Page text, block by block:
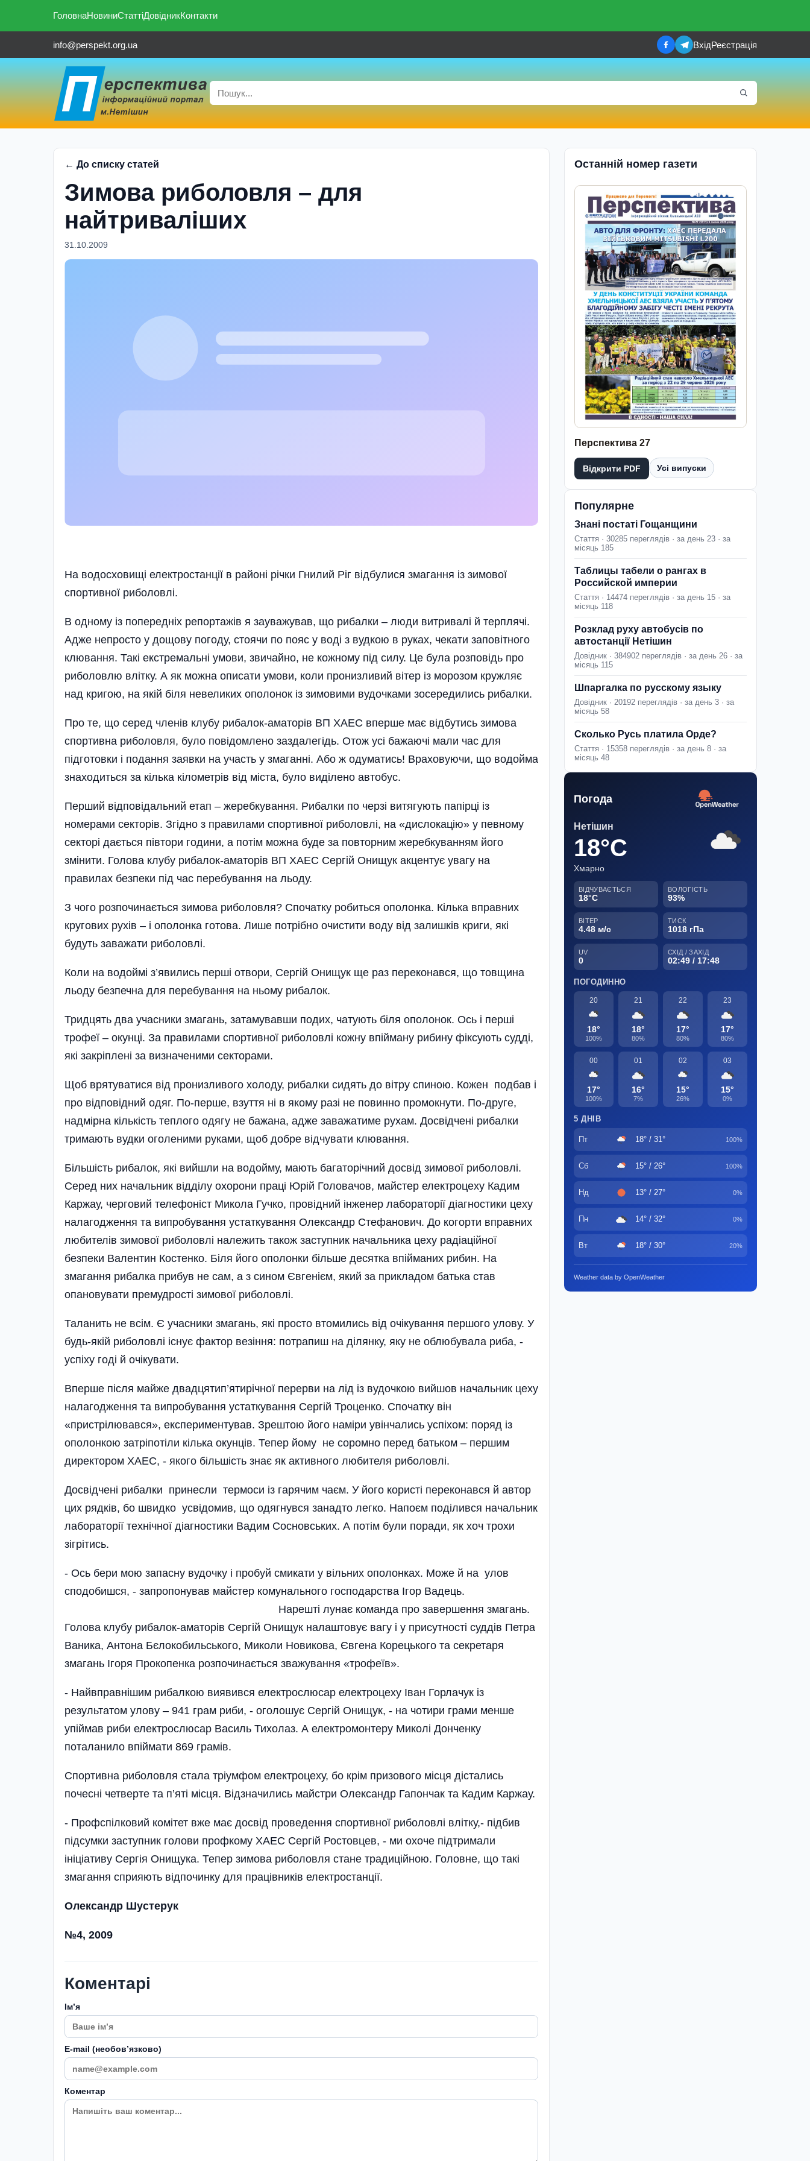
ГоловнаНовиниСтаттіДовідникКонтакти
info@perspekt.org.ua ВхідРеєстрація
← До списку статей
Зимова риболовля – для
найтриваліших
31.10.2009
На водосховищі електростанції в районі річки Гнилий Ріг відбулися змагання із зимової
спортивної риболовлі.
В одному із попередніх репортажів я зауважував, що рибалки – люди витривалі й терплячі.
Адже непросто у дощову погоду, стоячи по пояс у воді з вудкою в руках, чекати заповітного
клювання. Такі екстремальні умови, звичайно, не кожному під силу. Це була розповідь про
риболовлю влітку. А як можна описати умови, коли пронизливий вітер із морозом кружляє
над кригою, на якій біля невеликих ополонок із зимовими вудочками зосередились рибалки.
Про те, що серед членів клубу рибалок-аматорів ВП ХАЕС вперше має відбутись зимова
спортивна риболовля, було повідомлено заздалегідь. Отож усі бажаючі мали час для
підготовки і подання заявки на участь у змаганні. Або ж одуматись! Враховуючи, що водойма
знаходиться за кілька кілометрів від міста, було виділено автобус.
Перший відповідальний етап – жеребкування. Рибалки по черзі витягують папірці із
номерами секторів. Згідно з правилами спортивної риболовлі, на «дислокацію» у певному
секторі дається півтори години, а потім можна буде за повторним жеребкуванням його
змінити. Голова клубу рибалок-аматорів ВП ХАЕС Сергій Онищук акцентує увагу на
правилах безпеки під час перебування на льоду.
З чого розпочинається зимова риболовля? Спочатку робиться ополонка. Кілька вправних
кругових рухів – і ополонка готова. Лише потрібно очистити воду від залишків криги, які
будуть заважати риболовлі.
Коли на водоймі з’явились перші отвори, Сергій Онищук ще раз переконався, що товщина
льоду безпечна для перебування на ньому рибалок.
Тридцять два учасники змагань, затамувавши подих, чатують біля ополонок. Ось і перші
трофеї – окунці. За правилами спортивної риболовлі кожну впійману рибину фіксують судді,
які закріплені за визначеними секторами.
Щоб врятуватися від пронизливого холоду, рибалки сидять до вітру спиною. Кожен подбав і
про відповідний одяг. По-перше, взуття ні в якому разі не повинно промокнути. По-друге,
надмірна кількість теплого одягу не бажана, адже заважатиме рухам. Досвідчені рибалки
тримають вудки оголеними руками, щоб добре відчувати клювання.
Більшість рибалок, які вийшли на водойму, мають багаторічний досвід зимової риболовлі.
Серед них начальник відділу охорони праці Юрій Головачов, майстер електроцеху Кадим
Каржау, черговий телефоніст Микола Гучко, провідний інженер лабораторії діагностики цеху
налагодження та випробування устаткування Олександр Стефанович. До когорти вправних
любителів зимової риболовлі належить також заступник начальника цеху радіаційної
безпеки Валентин Костенко. Біля його ополонки більше десятка впійманих рибин. На
змагання рибалка прибув не сам, а з сином Євгенієм, який за прикладом батька став
опановувати премудрості зимової риболовлі.
Таланить не всім. Є учасники змагань, які просто втомились від очікування першого улову. У
будь-якій риболовлі існує фактор везіння: потрапиш на ділянку, яку не облюбувала риба, -
успіху годі й очікувати.
Вперше після майже двадцятип’ятирічної перерви на лід із вудочкою вийшов начальник цеху
налагодження та випробування устаткування Сергій Троценко. Спочатку він
«пристрілювався», експериментував. Зрештою його наміри увінчались успіхом: поряд із
ополонкою затріпотіли кілька окунців. Тепер йому не соромно перед батьком – першим
директором ХАЕС, - якого більшість знає як активного любителя риболовлі.
Досвідчені рибалки принесли термоси із гарячим чаєм. У його користі переконався й автор
цих рядків, бо швидко усвідомив, що одягнувся занадто легко. Напоєм поділився начальник
лабораторії технічної діагностики Вадим Сосновських. А потім були поради, як хоч трохи
зігрітись.
- Ось бери мою запасну вудочку і пробуй смикати у вільних ополонках. Може й на улов
сподобишся, - запропонував майстер комунального господарства Ігор Вадець.
Нарешті лунає команда про завершення змагань.
Голова клубу рибалок-аматорів Сергій Онищук налаштовує вагу і у присутності суддів Петра
Ваника, Антона Бєлокобильського, Миколи Новикова, Євгена Корецького та секретаря
змагань Ігоря Прокопенка розпочинається зважування «трофеїв».
- Найвправнішим рибалкою виявився електрослюсар електроцеху Іван Горлачук із
результатом улову – 941 грам риби, - оголошує Сергій Онищук, - на чотири грами менше
упіймав риби електрослюсар Василь Тихолаз. А електромонтеру Миколі Донченку
поталанило впіймати 869 грамів.
Спортивна риболовля стала тріумфом електроцеху, бо крім призового місця дістались
почесні четверте та п’яті місця. Відзначились майстри Олександр Гапончак та Кадим Каржау.
- Профспілковий комітет вже має досвід проведення спортивної риболовлі влітку,- підбив
підсумки заступник голови профкому ХАЕС Сергій Ростовцев, - ми охоче підтримали
ініціативу Сергія Онищука. Тепер зимова риболовля стане традиційною. Головне, що такі
змагання сприяють відпочинку для працівників електростанції.
Олександр Шустерук
№4, 2009
Коментарі
Імʼя
E-mail (необовʼязково)
Коментар
Останній номер газети
Перспектива 27
Відкрити PDF Усі випуски
Популярне
Знані постаті Гощанщини
Стаття · 30285 переглядів · за день 23 · за
місяць 185
Таблицы табели о рангах в
Российской империи
Стаття · 14474 переглядів · за день 15 · за
місяць 118
Розклад руху автобусів по
автостанції Нетішин
Довідник · 384902 переглядів · за день 26 · за
місяць 115
Шпаргалка по русскому языку
Довідник · 20192 переглядів · за день 3 · за
місяць 58
Сколько Русь платила Орде?
Стаття · 15358 переглядів · за день 8 · за
місяць 48
Погода
Нетішин
18°C
Хмарно
ВІДЧУВАЄТЬСЯ
18°C
ВОЛОГІСТЬ
93%
ВІТЕР
4.48 м/с
ТИСК
1018 гПа
UV
0
СХІД / ЗАХІД
02:49 / 17:48
ПОГОДИННО
20
18°
100%
21
18°
80%
22
17°
80%
23
17°
80%
00
17°
100%
01
16°
7%
02
15°
26%
03
15°
0%
5 ДНІВ
Пт 18° / 31° 100%
Сб 15° / 26° 100%
Нд 13° / 27° 0%
Пн 14° / 32° 0%
Вт 18° / 30° 20%
Weather data by OpenWeather